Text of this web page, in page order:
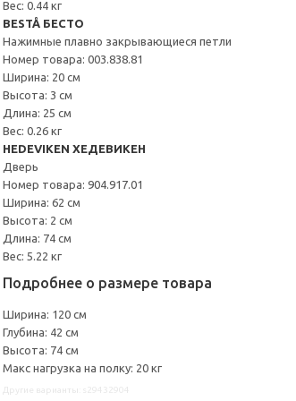
Вес: 0.44 кг
BESTÅ БЕСТО
Нажимные плавно закрывающиеся петли
Номер товара: 003.838.81
Ширина: 20 см
Высота: 3 см
Длина: 25 см
Вес: 0.26 кг
HEDEVIKEN ХЕДЕВИКЕН
Дверь
Номер товара: 904.917.01
Ширина: 62 см
Высота: 2 см
Длина: 74 см
Вес: 5.22 кг
Подробнее о размере товара
Ширина: 120 см
Глубина: 42 см
Высота: 74 см
Макс нагрузка на полку: 20 кг